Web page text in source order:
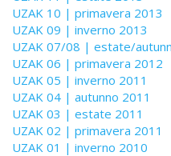
UZAK 10 | primavera 2013
UZAK 09 | inverno 2013
UZAK 07/08 | estate/
UZAK 06 | primavera 2012
UZAK 05 | inverno 2011
UZAK 04 | autunno 2011
UZAK 03 | estate 2011
UZAK 02 | primavera 2011
UZAK 01 | inverno 2010